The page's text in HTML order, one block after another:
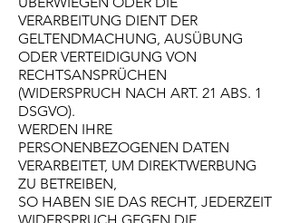
VERARBEITUNG DIENT DER
GELTENDMACHUNG, AUSÜBUNG
ODER VERTEIDIGUNG VON
RECHTSANSPRÜCHEN
(WIDERSPRUCH NACH ART. 21 ABS. 1
DSGVO).
WERDEN IHRE
PERSONENBEZOGENEN DATEN
VERARBEITET, UM DIREKTWERBUNG
ZU BETREIBEN,
SO HABEN SIE DAS RECHT, JEDERZEIT